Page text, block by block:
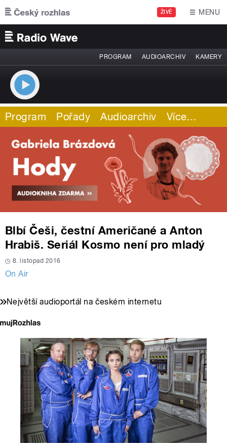
Přejít k hlavnímu obsahu
ŽIVĚ MENU
PROGRAM AUDIOARCHIV KAMERY
Program Pořady Audioarchiv Více…
Blbí Češi, čestní Američané a Anton
Hrabiš. Seriál Kosmo není pro mladý
8. listopad 2016
On Air
Největší audioportál na českém internetu